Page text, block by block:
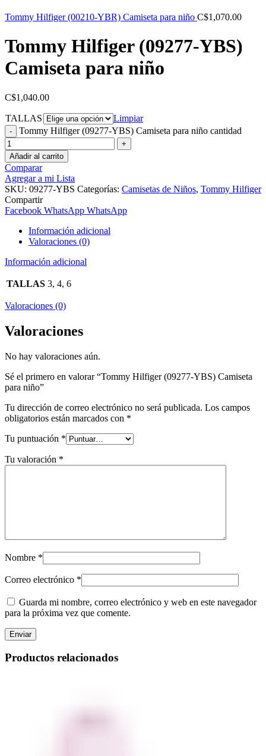
Tommy Hilfiger (00210-YBR) Camiseta para niño C$1,070.00
Tommy Hilfiger (09277-YBS)
Camiseta para niño
C$1,040.00
TALLAS
Limpiar
Tommy Hilfiger (09277-YBS) Camiseta para niño cantidad
Añadir al carrito
Comparar
Agregar a mi Lista
SKU: 09277-YBS Categorías: Camisetas de Niños, Tommy Hilfiger
Compartir
Facebook WhatsApp WhatsApp
Información adicional
Valoraciones (0)
Información adicional
TALLAS 3, 4, 6
Valoraciones (0)
Valoraciones
No hay valoraciones aún.
Sé el primero en valorar “Tommy Hilfiger (09277-YBS) Camiseta
para niño”
Tu dirección de correo electrónico no será publicada. Los campos
obligatorios están marcados con *
Tu puntuación *
Tu valoración *
Nombre *
Correo electrónico *
Guarda mi nombre, correo electrónico y web en este navegador
para la próxima vez que comente.
Productos relacionados